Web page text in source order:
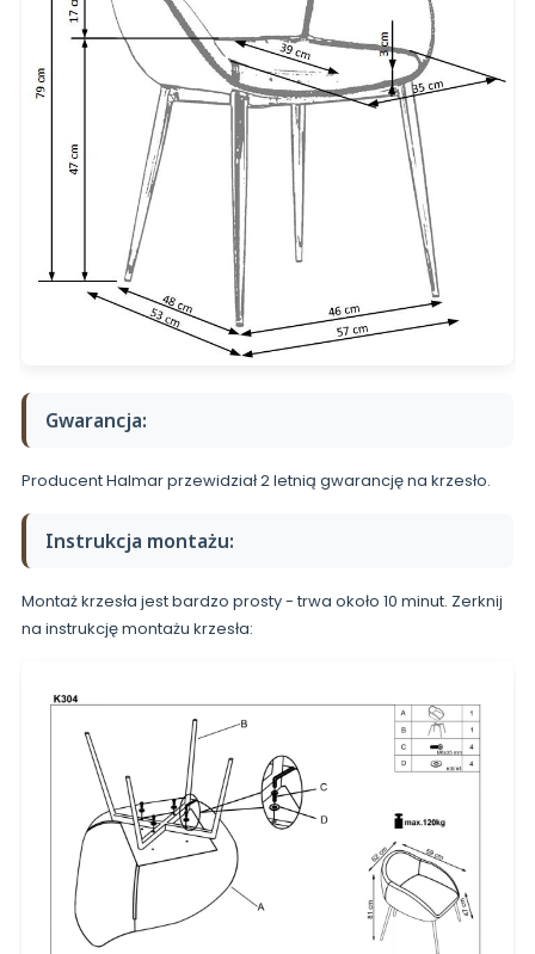
Gwarancja:
Producent Halmar przewidział 2 letnią gwarancję na krzesło.
Instrukcja montażu:
Montaż krzesła jest bardzo prosty - trwa około 10 minut. Zerknij
na instrukcję montażu krzesła: